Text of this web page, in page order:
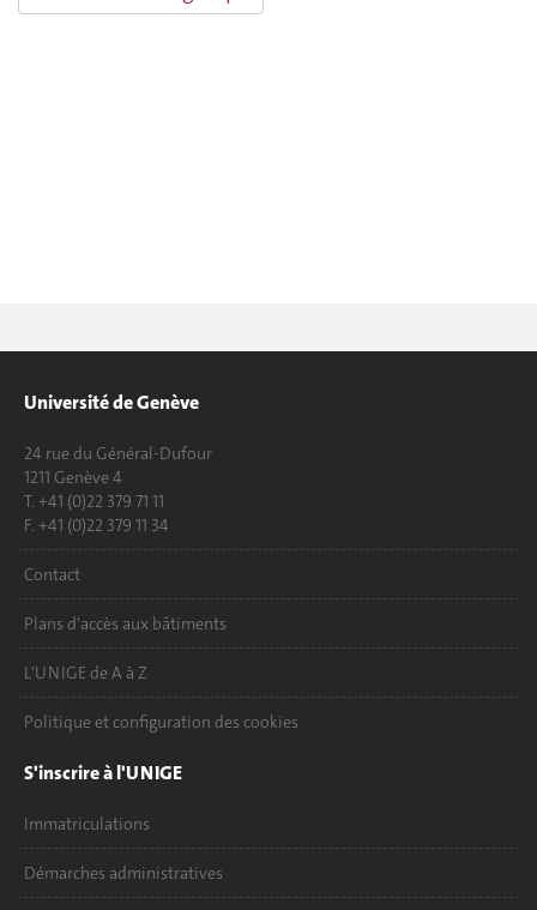
Université de Genève
24 rue du Général-Dufour
1211 Genève 4
T. +41 (0)22 379 71 11
F. +41 (0)22 379 11 34
Contact
Plans d'accès aux bâtiments
L'UNIGE de A à Z
Politique et configuration des cookies
S'inscrire à l'UNIGE
Immatriculations
Démarches administratives